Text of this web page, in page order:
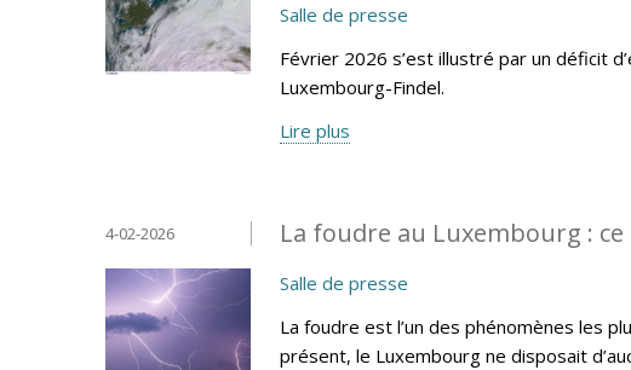
Salle de presse
Février 2026 s’est illustré par un déficit
Luxembourg-Findel.
Lire plus
La foudre au Luxembourg :
4-02-2026
Salle de presse
La foudre est l’un des phénomènes les
présent, le Luxembourg ne disposait